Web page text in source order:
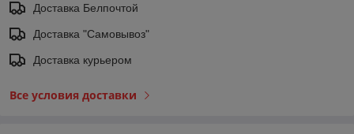
Доставка Белпочтой
Доставка "Самовывоз"
Доставка курьером
Все условия доставки